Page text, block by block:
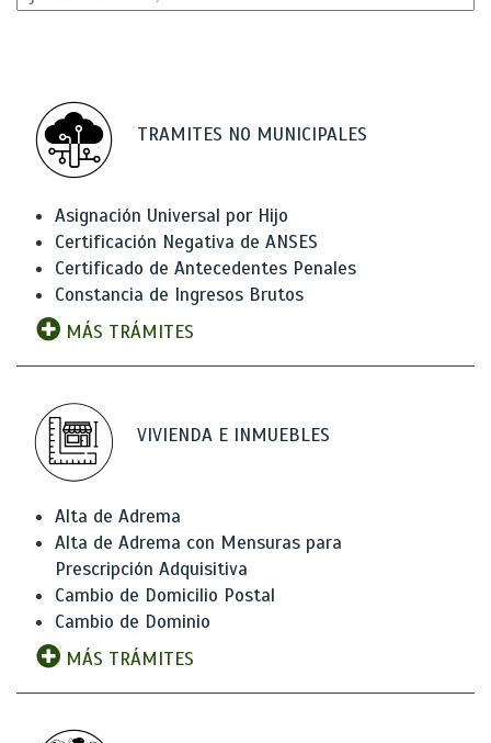
TRAMITES NO MUNICIPALES
Asignación Universal por Hijo
Certificación Negativa de ANSES
Certificado de Antecedentes Penales
Constancia de Ingresos Brutos
MÁS TRÁMITES
VIVIENDA E INMUEBLES
Alta de Adrema
Alta de Adrema con Mensuras para
Prescripción Adquisitiva
Cambio de Domicilio Postal
Cambio de Dominio
MÁS TRÁMITES